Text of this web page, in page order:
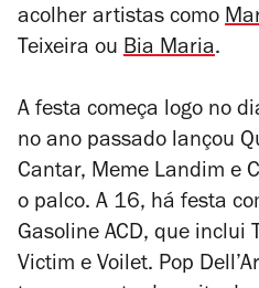
acolher artistas como
Teixeira ou Bia Maria.
A festa começa logo no
no ano passado lançou
Cantar, Meme Landim e
o palco. A 16, há festa
Gasoline ACD, que inclui
Victim e Voilet. Pop